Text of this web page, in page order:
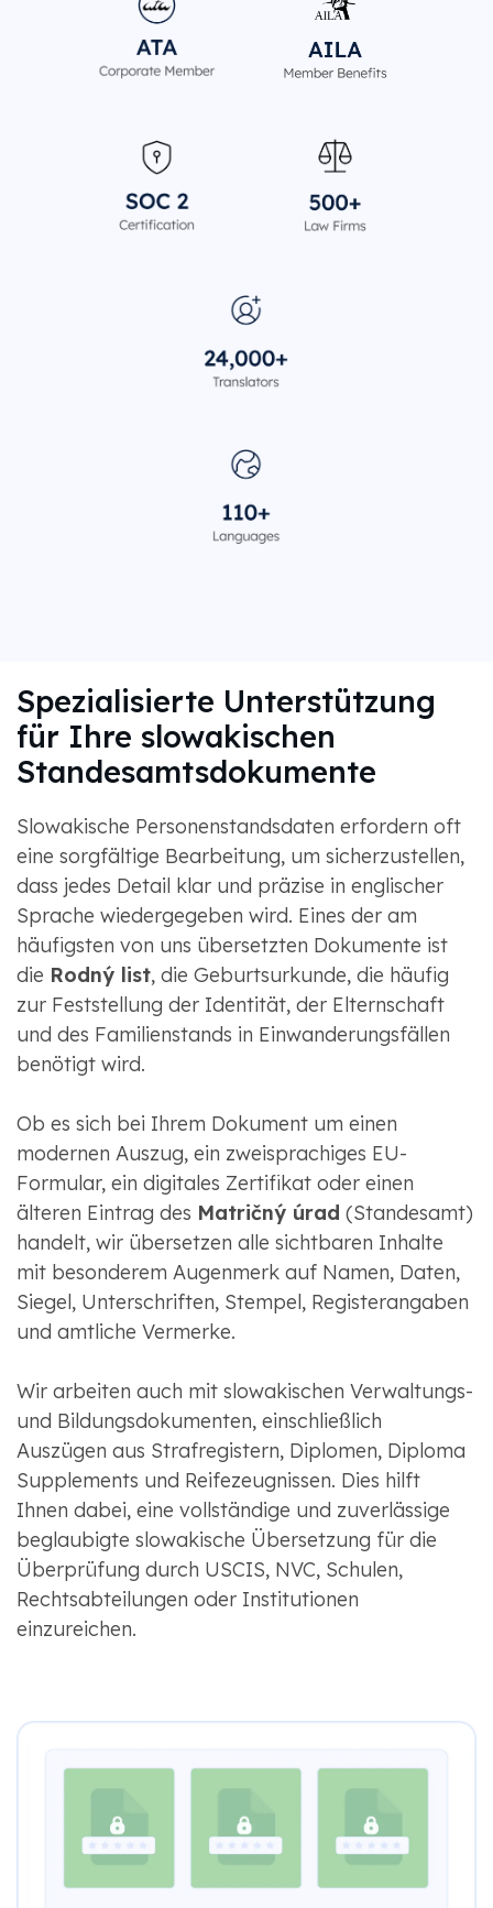
Spezialisierte Unterstützung
für Ihre slowakischen
Standesamtsdokumente
Slowakische Personenstandsdaten erfordern oft
eine sorgfältige Bearbeitung, um sicherzustellen,
dass jedes Detail klar und präzise in englischer
Sprache wiedergegeben wird. Eines der am
häufigsten von uns übersetzten Dokumente ist
die Rodný list, die Geburtsurkunde, die häufig
zur Feststellung der Identität, der Elternschaft
und des Familienstands in Einwanderungsfällen
benötigt wird.
Ob es sich bei Ihrem Dokument um einen
modernen Auszug, ein zweisprachiges EU-
Formular, ein digitales Zertifikat oder einen
älteren Eintrag des Matričný úrad (Standesamt)
handelt, wir übersetzen alle sichtbaren Inhalte
mit besonderem Augenmerk auf Namen, Daten,
Siegel, Unterschriften, Stempel, Registerangaben
und amtliche Vermerke.
Wir arbeiten auch mit slowakischen Verwaltungs-
und Bildungsdokumenten, einschließlich
Auszügen aus Strafregistern, Diplomen, Diploma
Supplements und Reifezeugnissen. Dies hilft
Ihnen dabei, eine vollständige und zuverlässige
beglaubigte slowakische Übersetzung für die
Überprüfung durch USCIS, NVC, Schulen,
Rechtsabteilungen oder Institutionen
einzureichen.